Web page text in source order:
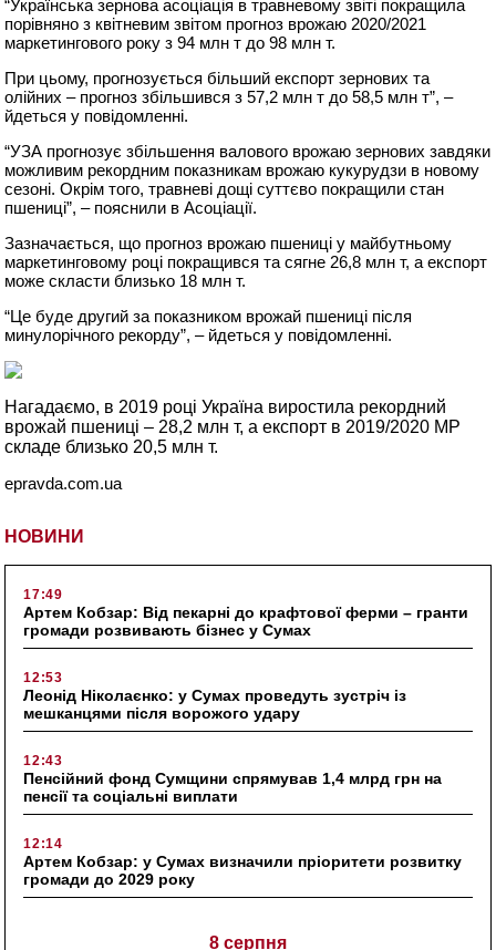
НОВИНИ
17:49
Артем Кобзар: Від пекарні до крафтової ферми – гранти
громади розвивають бізнес у Сумах
12:53
Леонід Ніколаєнко: у Сумах проведуть зустріч із
мешканцями після ворожого удару
12:43
Пенсійний фонд Сумщини спрямував 1,4 млрд грн на
пенсії та соціальні виплати
12:14
Артем Кобзар: у Сумах визначили пріоритети розвитку
громади до 2029 року
8 серпня
“Українська зернова асоціація в травневому звіті покращила
порівняно з квітневим звітом прогноз врожаю 2020/2021
маркетингового року з 94 млн т до 98 млн т.
При цьому, прогнозується більший експорт зернових та
олійних – прогноз збільшився з 57,2 млн т до 58,5 млн т”, –
йдеться у повідомленні.
“УЗА прогнозує збільшення валового врожаю зернових завдяки
можливим рекордним показникам врожаю кукурудзи в новому
сезоні. Окрім того, травневі дощі суттєво покращили стан
пшениці”, – пояснили в Асоціації.
Зазначається, що прогноз врожаю пшениці у майбутньому
маркетинговому році покращився та сягне 26,8 млн т, а експорт
може скласти близько 18 млн т.
“Це буде другий за показником врожай пшениці після
минулорічного рекорду”, – йдеться у повідомленні.
Нагадаємо, в 2019 році Україна виростила рекордний
врожай пшениці – 28,2 млн т, а експорт в 2019/2020 МР
складе близько 20,5 млн т.
epravda.com.ua